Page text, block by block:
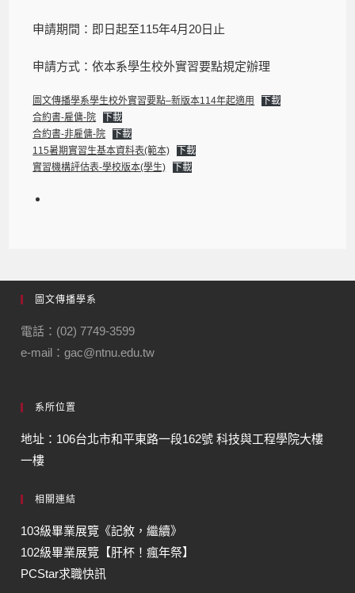
申請期間：即日起至115年4月20日止
申請方式：依本系學生校外實習要點規定辦理
圖文傳播學系學生校外實習要點–新版本114年起適用
下載
合約書-雇傭-院
下載
合約書-非雇傭-院
下載
115暑期實習生基本資料表(範本)
下載
實習機構評估表-學校版本(學生)
下載
圖文傳播學系
電話：(02) 7749-3599
e-mail：gac@ntnu.edu.tw
系所位置
地址：106台北市和平東路一段162號 科技與工程學院大樓
一樓
相關連結
103級畢業展覽《記敘，繼續》
102級畢業展覽【肝杯！瘋年祭】
PCStar求職快訊